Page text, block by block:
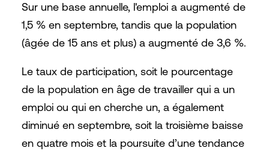
Sur une base annuelle, l'emploi a augmenté de
1,5 % en septembre, tandis que la population
(âgée de 15 ans et plus) a augmenté de 3,6 %.
Le taux de participation, soit le pourcentage
de la population en âge de travailler qui a un
emploi ou qui en cherche un, a également
diminué en septembre, soit la troisième baisse
en quatre mois et la poursuite d’une tendance